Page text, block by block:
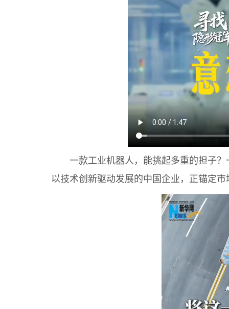
一款工业机器人，能挑起多重的担子？
以技术创新驱动发展的中国企业，正锚定